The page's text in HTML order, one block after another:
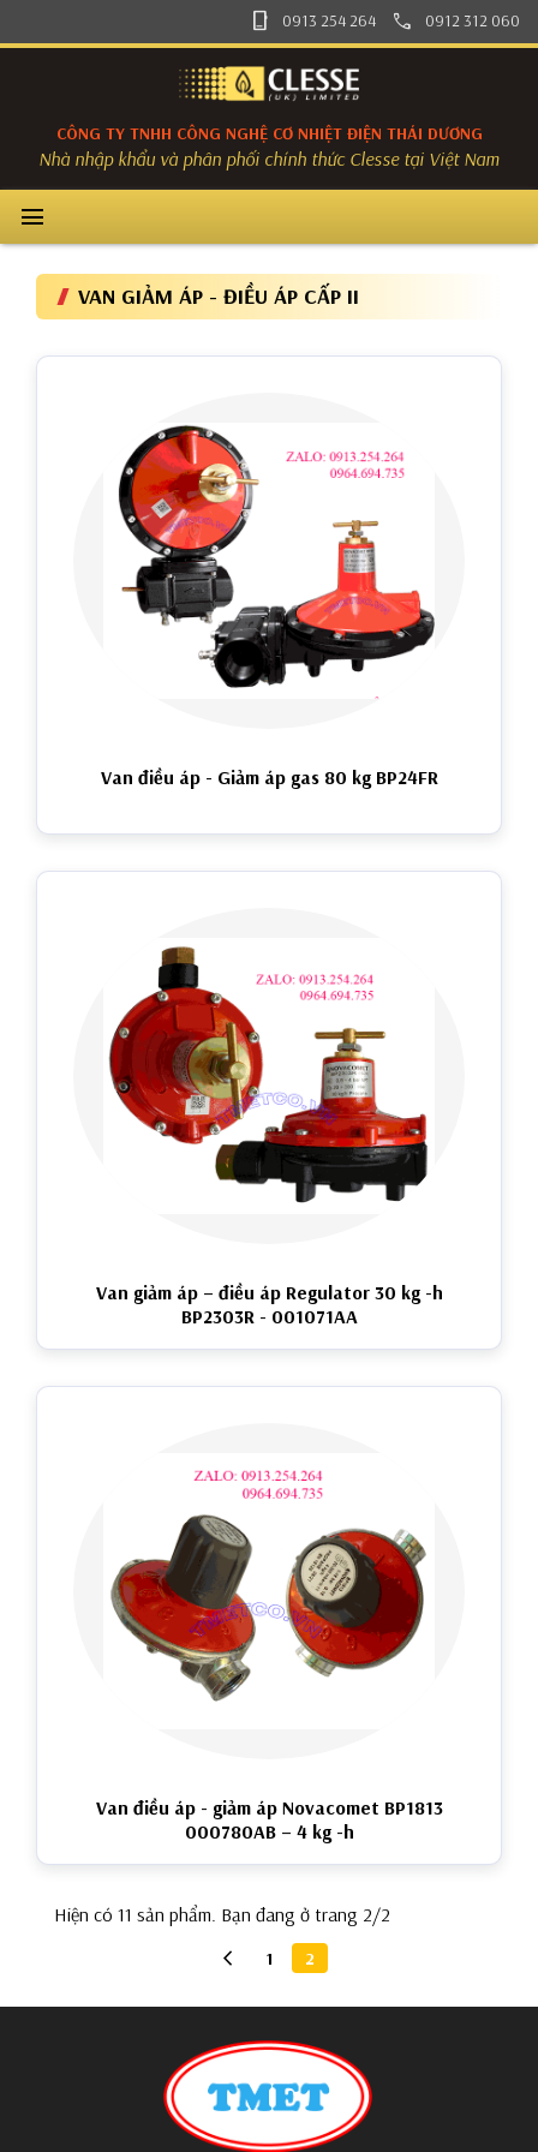
phone_iphone 0913 254 264 phone 0912 312 060
CÔNG TY TNHH CÔNG NGHỆ CƠ NHIỆT ĐIỆN THÁI DƯƠNG
Nhà nhập khẩu và phân phối chính thức Clesse tại Việt Nam
menu
VAN GIẢM ÁP - ĐIỀU ÁP CẤP II
Van điều áp - Giảm áp gas 80 kg BP24FR
Van giảm áp – điều áp Regulator 30 kg -h
BP2303R - 001071AA
Van điều áp - giảm áp Novacomet BP1813
000780AB – 4 kg -h
Hiện có 11 sản phẩm. Bạn đang ở trang 2/2
chevron_left 1 2